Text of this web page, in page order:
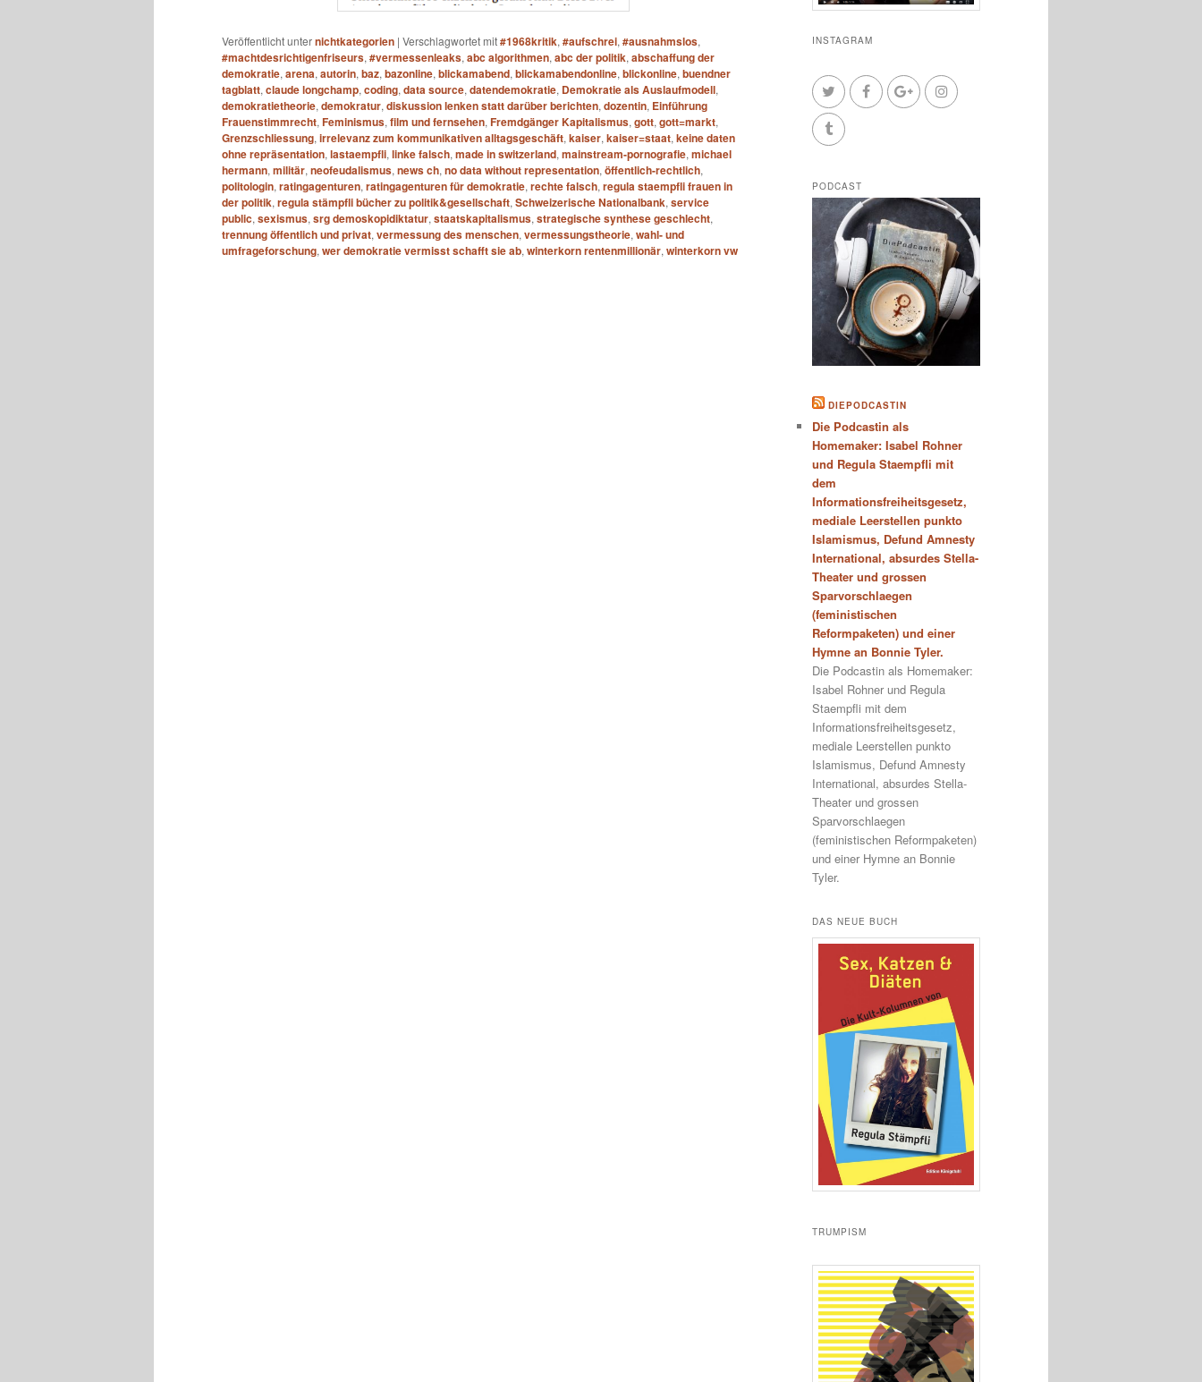
Veröffentlicht unternichtkategorien | Verschlagwortet mit#1968kritik, #aufschrei, #ausnahmslos,
#machtdesrichtigenfriseurs, #vermessenleaks, abc algorithmen, abc der politik, abschaffung der
demokratie, arena, autorin, baz, bazonline, blickamabend, blickamabendonline, blickonline, buendner
tagblatt, claude longchamp, coding, data source, datendemokratie, Demokratie als Auslaufmodell,
demokratietheorie, demokratur, diskussion lenken statt darüber berichten, dozentin, Einführung
Frauenstimmrecht, Feminismus, film und fernsehen, Fremdgänger Kapitalismus, gott, gott=markt,
Grenzschliessung, irrelevanz zum kommunikativen alltagsgeschäft, kaiser, kaiser=staat, keine daten
ohne repräsentation, lastaempfli, linke falsch, made in switzerland, mainstream-pornografie, michael
hermann, militär, neofeudalismus, news ch, no data without representation, öffentlich-rechtlich,
politologin, ratingagenturen, ratingagenturen für demokratie, rechte falsch, regula staempfli frauen in
der politik, regula stämpfli bücher zu politik&gesellschaft, Schweizerische Nationalbank, service
public, sexismus, srg demoskopidiktatur, staatskapitalismus, strategische synthese geschlecht,
trennung öffentlich und privat, vermessung des menschen, vermessungstheorie, wahl- und
umfrageforschung, wer demokratie vermisst schafft sie ab, winterkorn rentenmillionär, winterkorn vw
INSTAGRAM
PODCAST
DIEPODCASTIN
Die Podcastin als
Homemaker: Isabel Rohner
und Regula Staempfli mit
dem
Informationsfreiheitsgesetz,
mediale Leerstellen punkto
Islamismus, Defund Amnesty
International, absurdes Stella-
Theater und grossen
Sparvorschlaegen
(feministischen
Reformpaketen) und einer
Hymne an Bonnie Tyler.
Die Podcastin als Homemaker:
Isabel Rohner und Regula
Staempfli mit dem
Informationsfreiheitsgesetz,
mediale Leerstellen punkto
Islamismus, Defund Amnesty
International, absurdes Stella-
Theater und grossen
Sparvorschlaegen
(feministischen Reformpaketen)
und einer Hymne an Bonnie
Tyler.
DAS NEUE BUCH
TRUMPISM